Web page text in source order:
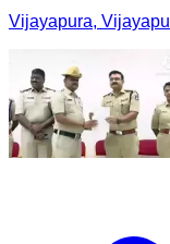
Vijayapura,